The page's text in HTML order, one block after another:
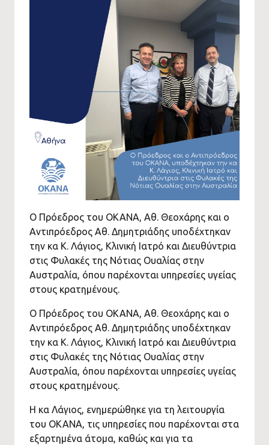
Ο Πρόεδρος του ΟΚΑΝΑ, Αθ. Θεοχάρης και ο
Αντιπρόεδρος Αθ. Δημητριάδης υποδέχτηκαν
την κα Κ. Λάγιος, Κλινική Ιατρό και Διευθύντρια
στις Φυλακές της Νότιας Ουαλίας στην
Αυστραλία, όπου παρέχονται υπηρεσίες υγείας
στους κρατημένους.
Ο Πρόεδρος του ΟΚΑΝΑ, Αθ. Θεοχάρης και ο
Αντιπρόεδρος Αθ. Δημητριάδης υποδέχτηκαν
την κα Κ. Λάγιος, Κλινική Ιατρό και Διευθύντρια
στις Φυλακές της Νότιας Ουαλίας στην
Αυστραλία, όπου παρέχονται υπηρεσίες υγείας
στους κρατημένους.
Η κα Λάγιος, ενημερώθηκε για τη λειτουργία
του ΟΚΑΝΑ, τις υπηρεσίες που παρέχονται στα
εξαρτημένα άτομα, καθώς και για τα